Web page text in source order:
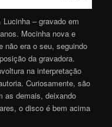
– gravado em
Mocinha nova e
não era o seu, seguindo
da gravadora.
na interpretação
Curiosamente, são
as demais, deixando
o disco é bem acima